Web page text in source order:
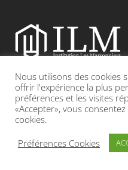
Etablissement catholique
Adresse : 19, Grande rue
INFOS LÉGALES
Nous utilisons des cookies
offrir l'expérience la plus
préférences et les visites
«Accepter», vous
cookies.
Préférences Cookies